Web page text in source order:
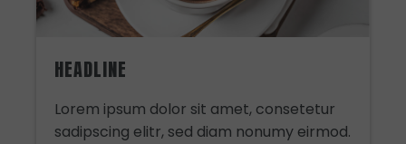
HEADLINE
Lorem ipsum dolor sit amet, consetetur
sadipscing elitr, sed diam nonumy eirmod.